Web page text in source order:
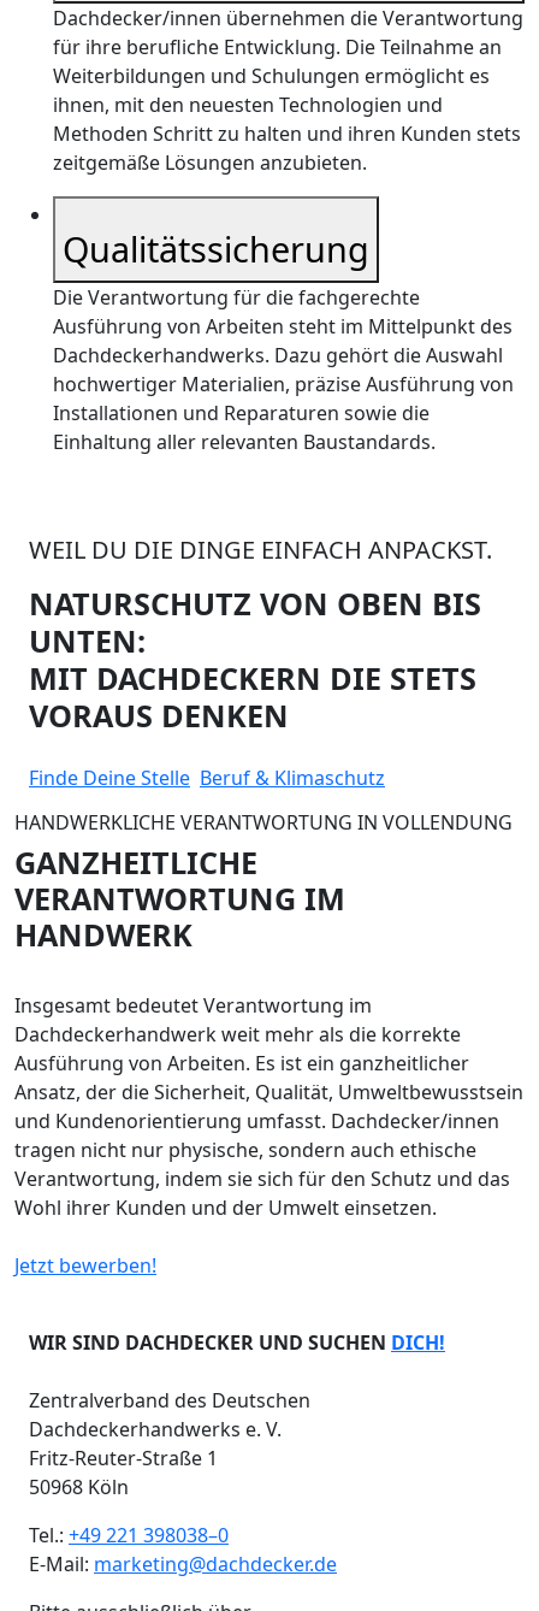
Dachdecker/innen übernehmen dieVerantwortung
für ihre berufliche Entwicklung. Die Teilnahme an
Weiterbildungen und Schulungen ermöglicht es
ihnen, mit den neuesten Technologien und
Methoden Schritt zu halten und ihren Kunden stets
zeitgemäße Lösungen anzubieten.
Qualitätssicherung
Die Verantwortung für die fachgerechte
Ausführung von Arbeiten steht im Mittelpunkt des
Dachdeckerhandwerks. Dazu gehört die Auswahl
hochwertiger Materialien, präzise Ausführung von
Installationen und Reparaturen sowie die
Einhaltung aller relevanten Baustandards.
WEIL DU DIE DINGE EINFACH ANPACKST.
NATURSCHUTZ VON OBEN BIS
UNTEN:
MIT DACHDECKERN DIE STETS
VORAUS DENKEN
Finde Deine Stelle Beruf & Klimaschutz
HANDWERKLICHE VERANTWORTUNG IN VOLLENDUNG
GANZHEITLICHE
VERANTWORTUNG IM
HANDWERK
Insgesamt bedeutet Verantwortung im
Dachdeckerhandwerk weit mehr als die korrekte
Ausführung von Arbeiten. Es ist ein ganzheitlicher
Ansatz, der die Sicherheit, Qualität, Umweltbewusstsein
und Kundenorientierung umfasst. Dachdecker/innen
tragen nicht nur physische, sondern auch ethische
Verantwortung, indem sie sich für den Schutz und das
Wohl ihrer Kunden und der Umwelt einsetzen.
Jetzt bewerben!
WIR SIND DACHDECKER UND SUCHEN DICH!
Zentralverband des Deutschen
Dachdeckerhandwerks e. V.
Fritz-Reuter-Straße 1
50968 Köln
Tel.: +49 221 398038–0
E-Mail: marketing@dachdecker.de